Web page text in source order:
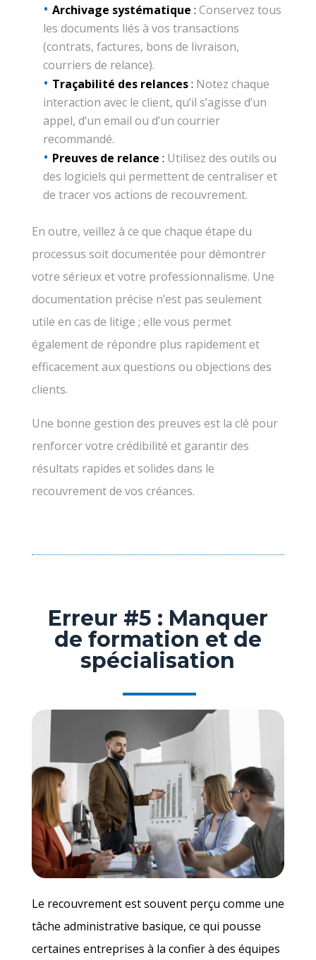
Archivage systématique : Conservez tous
les documents liés à vos transactions
(contrats, factures, bons de livraison,
courriers de relance).
Traçabilité des relances: Notez chaque
interaction avec le client, qu’il s’agisse d’un
appel, d’un email ou d’un courrier
recommandé.
Preuves de relance : Utilisez des outils ou
des logiciels qui permettent de centraliser et
de tracer vos actions de recouvrement.
En outre, veillez à ce que chaque étape du
processus soit documentée pour démontrer
votre sérieux et votre professionnalisme. Une
documentation précise n’est pas seulement
utile en cas de litige ; elle vous permet
également de répondre plus rapidement et
efficacement aux questions ou objections des
clients.
Une bonne gestion des preuves est la clé pour
renforcer votre crédibilité et garantir des
résultats rapides et solides dans le
recouvrement de vos créances.
Erreur #5 : Manquer
de formation et de
spécialisation
Le recouvrement est souvent perçu comme une
tâche administrative basique, ce qui pousse
certaines entreprises à la confier à des équipes